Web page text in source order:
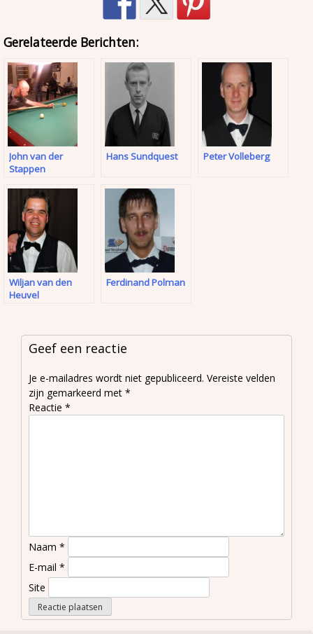
Gerelateerde Berichten:
John van der
Stappen
Hans Sundquest Peter Volleberg
Wiljan van den
Heuvel
Ferdinand Polman
Geef een reactie
Je e-mailadres wordt niet gepubliceerd. Vereiste velden
zijn gemarkeerd met *
Reactie *
Naam *
E-mail *
Site